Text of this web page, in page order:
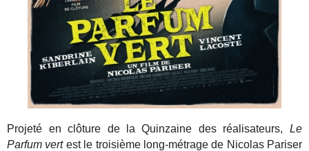
Projeté en clôture de la Quinzaine des réalisateurs, Le
Parfum vert est le troisième long-métrage de Nicolas Pariser